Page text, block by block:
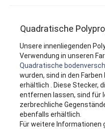
Quadratische
Unsere innenliegenden
Verwendung in unseren
Quadratische
wurden, sind in den
erhältlich . Diese Stecker,
entfernen lassen, sind für
zerbrechliche
ebenfalls erhältlich.
Für weitere Informationen